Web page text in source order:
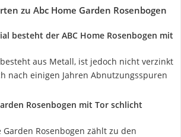
zu Abc Home Garden Rosenbogen
besteht der ABC Home Rosenbogen mit
aus Metall, ist jedoch nicht verzinkt
nach einigen Jahren Abnutzungsspuren
Rosenbogen mit Tor schlicht
Garden Rosenbogen zählt zu den